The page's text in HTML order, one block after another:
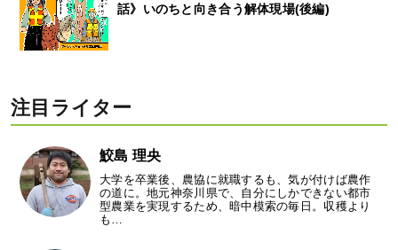
話》いのちと向き合う解体現場(後編)
注目ライター
鮫島 理央
大学を卒業後、農協に就職するも、気が付けば農作
の道に。地元神奈川県で、自分にしかできない都市
型農業を実現するため、暗中模索の毎日。収穫より
も…